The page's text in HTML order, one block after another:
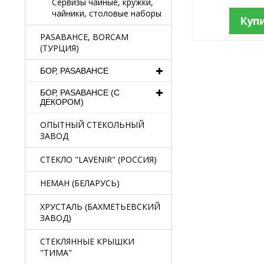
чайники, столовые наборы
PASABAHCE, BORCAM
(ТУРЦИЯ)
БОР, PASABAHCE
БОР, PASABAHCE (С
ДЕКОРОМ)
ОПЫТНЫЙ СТЕКОЛЬНЫЙ
ЗАВОД
СТЕКЛО "LAVENIR" (РОССИЯ)
НЕМАН (БЕЛАРУСЬ)
ХРУСТАЛЬ (БАХМЕТЬЕВСКИЙ
ЗАВОД)
СТЕКЛЯННЫЕ КРЫШКИ
"ТИМА"